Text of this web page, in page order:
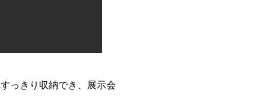
っきり収納でき、展示会